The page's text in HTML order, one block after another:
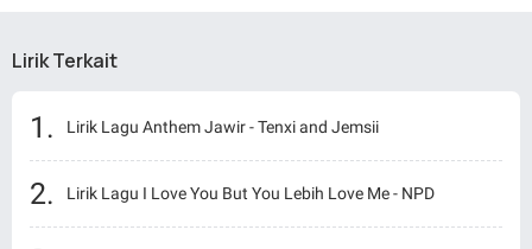
Lirik Terkait
Lirik Lagu Anthem Jawir - Tenxi and Jemsii
Lirik Lagu I Love You But You Lebih Love Me - NPD